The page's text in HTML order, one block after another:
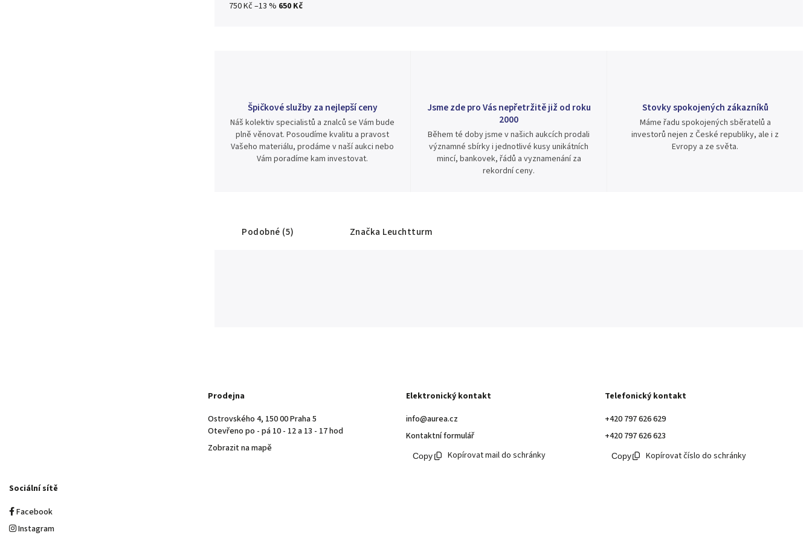
750 Kč–13 % 650 Kč
Špičkové služby za nejlepší ceny
Náš kolektiv specialistů a znalců se Vám bude
plně věnovat. Posoudíme kvalitu a pravost
Vašeho materiálu, prodáme v naší aukci nebo
Vám poradíme kam investovat.
Jsme zde pro Vás nepřetržitě již od roku
2000
Během té doby jsme v našich aukcích prodali
významné sbírky i jednotlivé kusy unikátních
mincí, bankovek, řádů a vyznamenání za
rekordní ceny.
Stovky spokojených zákazníků
Máme řadu spokojených sběratelů a
investorů nejen z České republiky, ale i z
Evropy a ze světa.
Podobné (5) Značka Leuchtturm
Prodejna
Ostrovského 4, 150 00 Praha 5
Otevřeno po - pá 10 - 12 a 13 - 17 hod
Zobrazit na mapě
Elektronický kontakt
info@aurea.cz
Kontaktní formulář
Kopírovat mail do schránky
Telefonický kontakt
+420 797 626 629
+420 797 626 623
Kopírovat číslo do schránky
Sociální sítě
Facebook
Instagram